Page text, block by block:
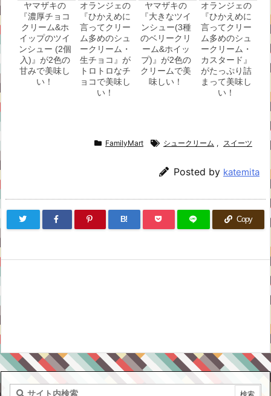
ヤマザキの
『濃厚チョコ
クリーム&ホ
イップのツイ
ンシュー (2個
入)』が2色の
甘みで美味し
い！
オランジェの
『ひかえめに
言ってクリー
ム多めのシュ
ークリーム・
生チョコ』が
トロトロなチ
ョコで美味し
い！
ヤマザキの
『大きなツイ
ンシュー(3種
のベリークリ
ーム&ホイッ
プ)』が2色の
クリームで美
味しい！
オランジェの
『ひかえめに
言ってクリー
ム多めのシュ
ークリーム・
カスタード』
がたっぷり詰
まって美味し
い！
FamilyMart シュークリーム , スイーツ
Posted by katemita
B! Copy